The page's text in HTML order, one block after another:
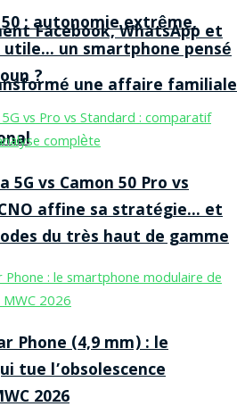
Facebook, WhatsApp et
une affaire familiale
50 : autonomie extrême,
un smartphone pensé
?
5G vs Camon 50 Pro vs
affine sa stratégie… et
du très haut de gamme
Phone (4,9 mm) : le
tue l’obsolescence
2026